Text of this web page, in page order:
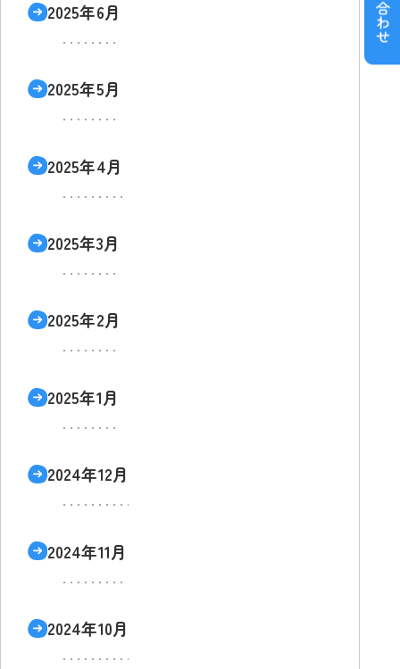
2025年6月
2025年5月
2025年4月
2025年3月
2025年2月
2025年1月
2024年12月
2024年11月
2024年10月